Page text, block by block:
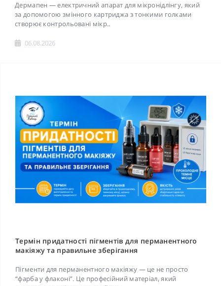
Дермапен — електричний апарат для мікронідлінгу, який
за допомогою змінного картриджа з тонкими голками
створює контрольовані мікр..
06.08.2026
Термін придатності пігментів для перманентного
макіяжу та правильне зберігання
Пігменти для перманентного макіяжу — це не просто
“фарба у флаконі”. Це професійний матеріал, який